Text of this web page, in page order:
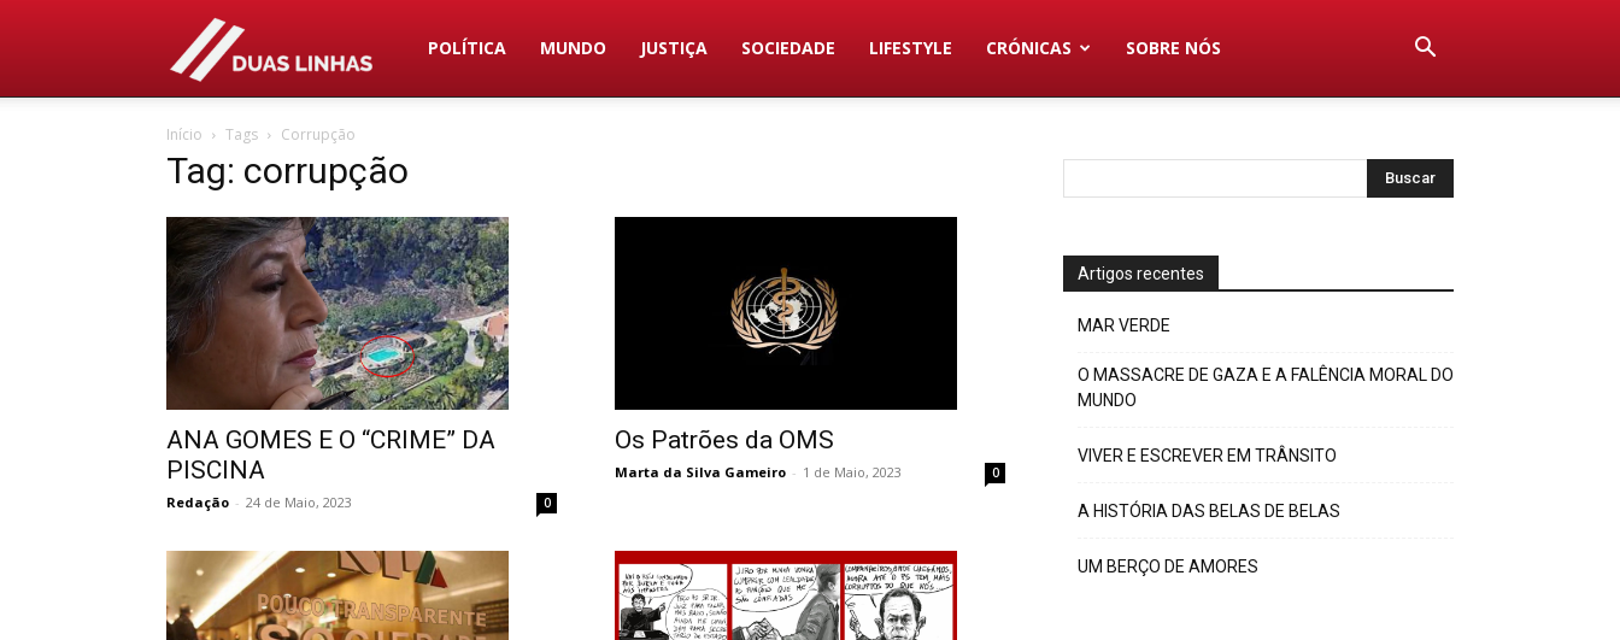
Duas
POLÍTICA MUNDO JUSTIÇA SOCIEDADE LIFESTYLE CRÓNICAS SOBRE NÓS
Início Tags Corrupção
Tag: corrupção
ANA GOMES E O “CRIME” DA
PISCINA
Redação - 24 de Maio, 2023 0
Os Patrões da OMS
Marta da Silva Gameiro - 1 de Maio, 2023 0
Artigos recentes
MAR VERDE
O MASSACRE DE GAZA E A FALÊNCIA MORAL DO
MUNDO
VIVER E ESCREVER EM TRÂNSITO
A HISTÓRIA DAS BELAS DE BELAS
UM BERÇO DE AMORES